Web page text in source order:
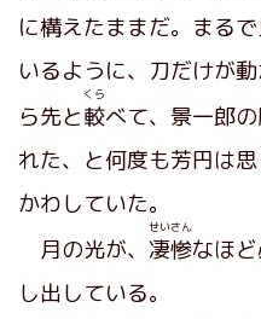
に構えたままだ。まる
いるように、刀だけが
ら先と較
くら
べて、景一郎
れた、と何度も芳円は
かわしていた。
月の光が、 凄惨
せいさん
なほ
し出している。